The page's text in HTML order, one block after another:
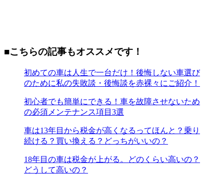
■こちらの記事もオススメです！
初めての車は人生で一台だけ！後悔しない車選び
のために私の失敗談・後悔談を赤裸々にご紹介！
初心者でも簡単にできる！車を故障させないため
の必須メンテナンス項目3選
車は13年目から税金が高くなるってほんと？乗り
続ける？買い換える？どっちがいいの？
18年目の車は税金が上がる。どのくらい高いの？
どうして高いの？